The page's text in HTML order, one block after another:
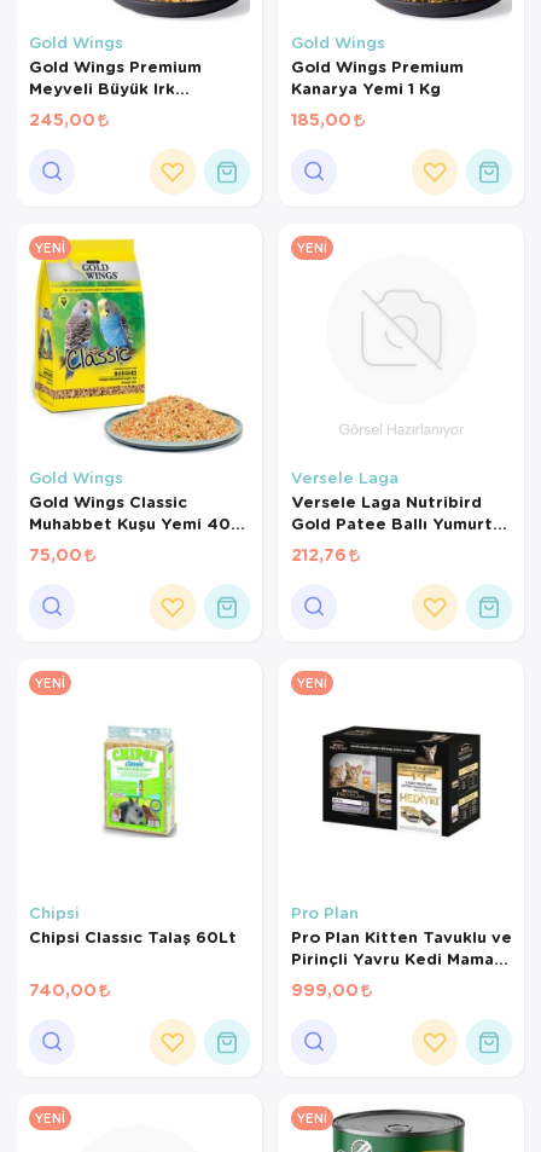
Gold Wings
Gold Wings Premium
Meyveli Büyük Irk
Papağan Yemi 1000 Gr
245,00
Gold Wings
Gold Wings Premium
Kanarya Yemi 1 Kg
185,00
YENI
Gold Wings
Gold Wings Classic
Muhabbet Kuşu Yemi 400
Gr
75,00
YENI
Versele Laga
Versele Laga Nutribird
Gold Patee Ballı Yumurtalı
Kanarya Maması (500 GR
BÖLÜNMÜŞ)
212,76
YENI
Chipsi
Chipsi Classıc Talaş 60Lt
740,00
YENI
Pro Plan
Pro Plan Kitten Tavuklu ve
Pirinçli Yavru Kedi Maması
1,5 Kg+2*85Gr
999,00
YENI YENI